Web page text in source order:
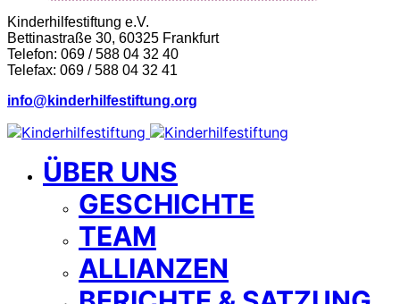
Kinderhilfestiftung e.V.
Bettinastraße 30, 60325 Frankfurt
Telefon: 069 / 588 04 32 40
Telefax: 069 / 588 04 32 41
info@kinderhilfestiftung.org
ÜBER UNS
GESCHICHTE
TEAM
ALLIANZEN